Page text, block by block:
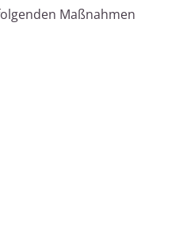
Maßnahmen